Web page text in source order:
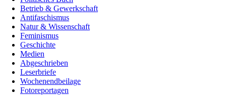
Betrieb & Gewerkschaft
Antifaschismus
Natur & Wissenschaft
Feminismus
Geschichte
Medien
Abgeschrieben
Leserbriefe
Wochenendbeilage
Fotoreportagen